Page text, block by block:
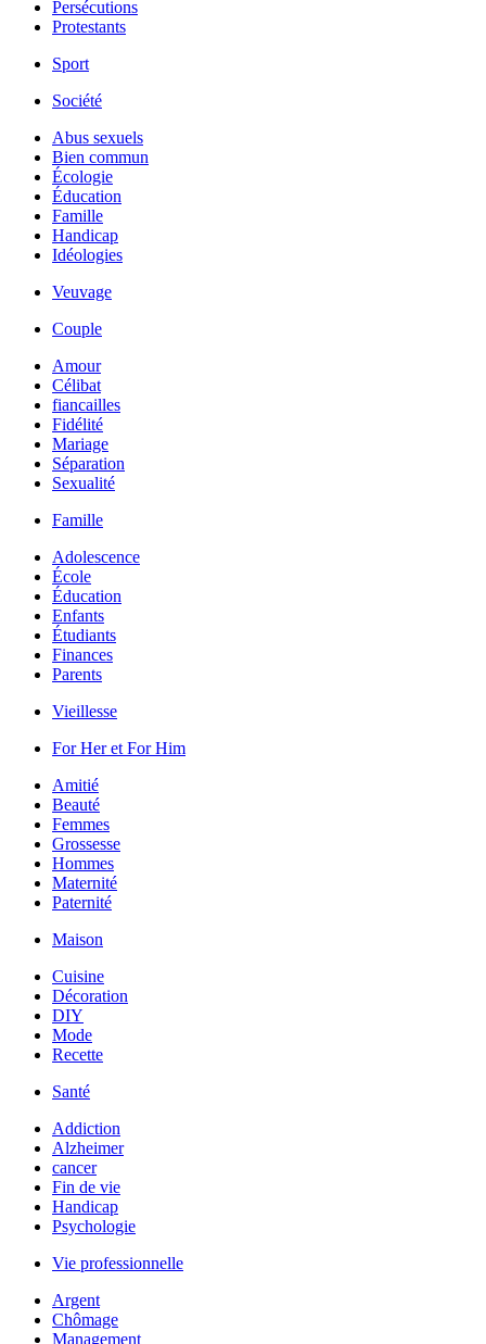
Persécutions
Protestants
Sport
Société
Abus sexuels
Bien commun
Écologie
Éducation
Famille
Handicap
Idéologies
Veuvage
Couple
Amour
Célibat
fiancailles
Fidélité
Mariage
Séparation
Sexualité
Famille
Adolescence
École
Éducation
Enfants
Étudiants
Finances
Parents
Vieillesse
For Her et For Him
Amitié
Beauté
Femmes
Grossesse
Hommes
Maternité
Paternité
Maison
Cuisine
Décoration
DIY
Mode
Recette
Santé
Addiction
Alzheimer
cancer
Fin de vie
Handicap
Psychologie
Vie professionnelle
Argent
Chômage
Management